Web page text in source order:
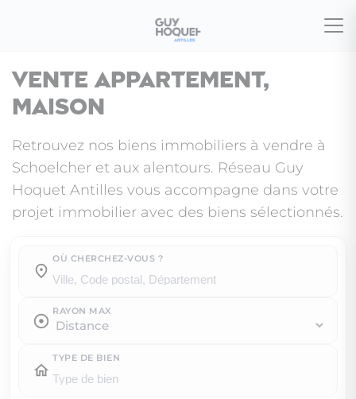
Vente appartement,
maison
Retrouvez nos biens immobiliers à vendre à
Schoelcher et aux alentours. Réseau Guy
Hoquet Antilles vous accompagne dans votre
projet immobilier avec des biens sélectionnés.
OÙ CHERCHEZ-VOUS ?
RAYON MAX
TYPE DE BIEN